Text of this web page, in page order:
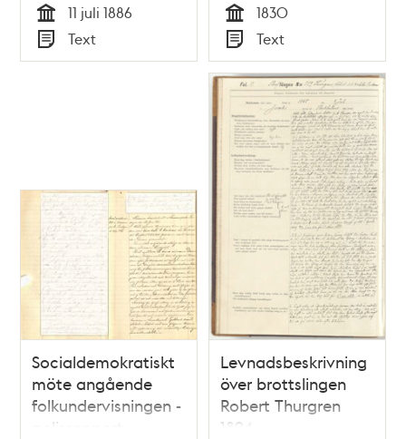
Tid
11 juli 1886
Typ
Text Tid
1830
Typ
Text
Socialdemokratiskt
möte angående
folkundervisningen -
polisrapport
Levnadsbeskrivning
över brottslingen
Robert Thurgren
1894